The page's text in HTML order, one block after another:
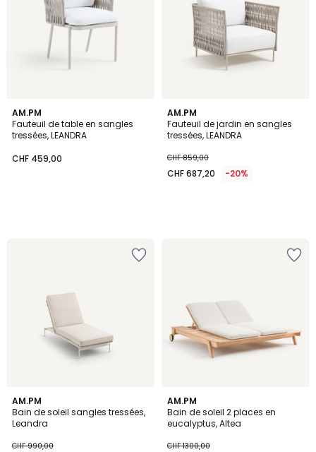
AM.PM
Fauteuil de table en sangles
tressées, LEANDRA
CHF 459,00
AM.PM
Fauteuil de jardin en sangles
tressées, LEANDRA
CHF 859,00
CHF 687,20 -20%
AM.PM
Bain de soleil sangles tressées,
Leandra
CHF 990,00
AM.PM
Bain de soleil 2 places en
eucalyptus, Altea
CHF 1300,00